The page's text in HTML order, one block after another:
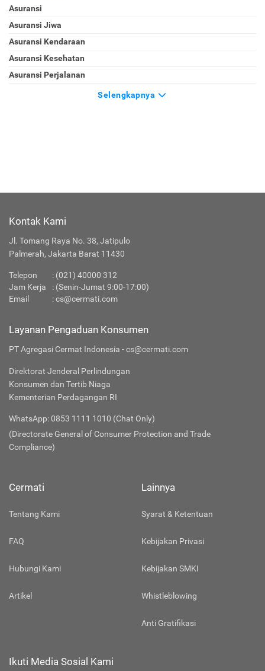
Asuransi
Asuransi Jiwa
Asuransi Kendaraan
Asuransi Kesehatan
Asuransi Perjalanan
Selengkapnya
Kontak Kami
Jl. Tomang Raya No. 38, Jatipulo
Palmerah, Jakarta Barat 11430
Telepon : (021) 40000 312
Jam Kerja
: (Senin-Jumat 9:00-17:00)
Email
:cs@cermati.com
Layanan Pengaduan Konsumen
PT Agregasi Cermat Indonesia - cs@cermati.com
Direktorat Jenderal Perlindungan
Konsumen dan Tertib Niaga
Kementerian Perdagangan RI
WhatsApp: 0853 1111 1010 (Chat Only)
(Directorate General of Consumer Protection and Trade
Compliance)
Cermati
Tentang Kami
FAQ
Hubungi Kami
Artikel
Lainnya
Syarat & Ketentuan
Kebijakan Privasi
Kebijakan SMKI
Whistleblowing
Anti Gratifikasi
Ikuti Media Sosial Kami